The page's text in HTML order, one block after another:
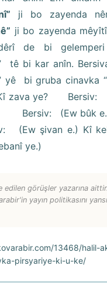
ji bo zayenda
ji bo zayenda
de bi
tê bi kar anîn.
yê bi gruba cinavka “
Kî zava ye? Bersiv:
Bersiv: (Ew bûk
şivan e.) Kî
ye.)
edilen görüşler yazarına
yayın politikasını
13468/halil-
pirsyariye-ki-u-ke/